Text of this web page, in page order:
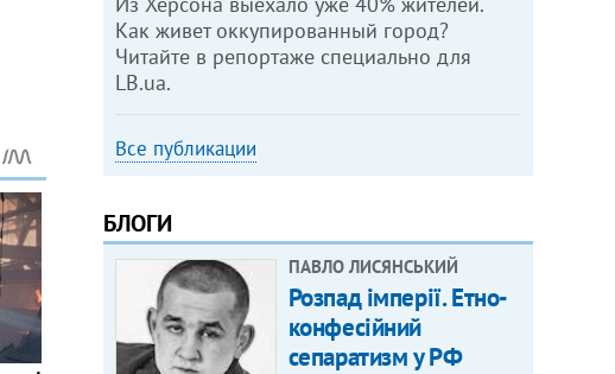
Как живет оккупированный город?
Читайте в репортаже специально для
LB.ua.
Все публикации
БЛОГИ
ПАВЛО ЛИСЯНСЬКИЙ
Розпад імперії. Етно-
конфесійний
сепаратизм у РФ